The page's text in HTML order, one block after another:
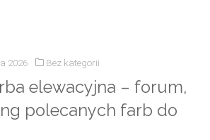
2026 Bez kategorii
elewacyjna – forum,
polecanych farb do